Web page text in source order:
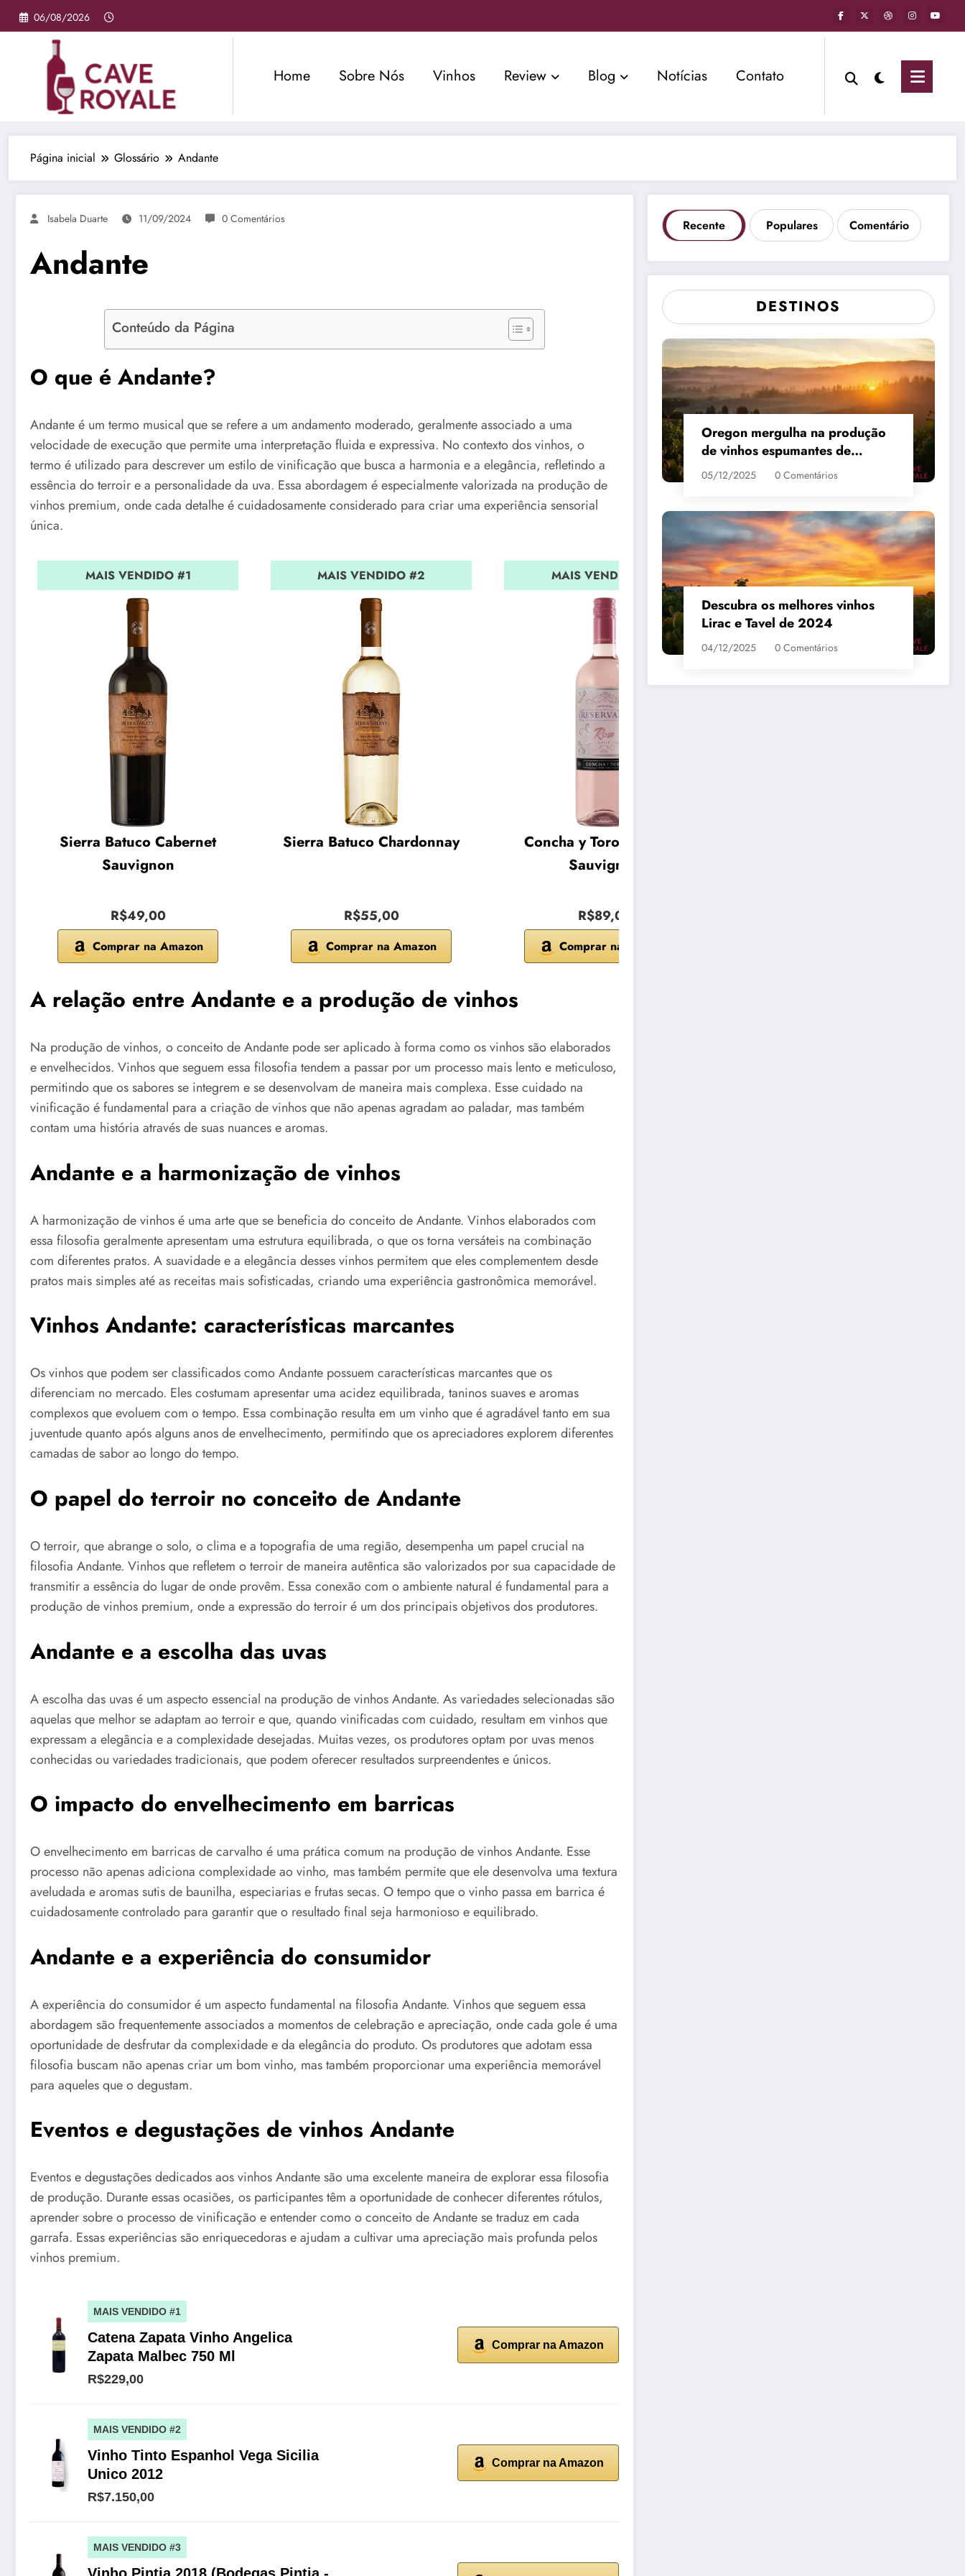
Pular
para
06/08/2026
Home Sobre Nós Vinhos Review Blog Notícias Contato
Página inicial Glossário Andante
Isabela Duarte 11/09/2024 0 Comentários
Andante
Conteúdo da Página
O que é Andante?
Andante é um termo musical que se refere a um andamento moderado, geralmente associado a uma
velocidade de execução que permite uma interpretação fluida e expressiva. No contexto dos vinhos, o
termo é utilizado para descrever um estilo de vinificação que busca a harmonia e a elegância, refletindo a
essência do terroir e a personalidade da uva. Essa abordagem é especialmente valorizada na produção de
vinhos premium, onde cada detalhe é cuidadosamente considerado para criar uma experiência sensorial
única.
MAIS VENDIDO #1
Sierra Batuco Cabernet
Sauvignon
R$49,00
Comprar na Amazon
MAIS VENDIDO #2
Sierra Batuco Chardonnay
R$55,00
Comprar na Amazon
MAIS VENDIDO #3
Concha y Toro Cabernet
Sauvignon
R$89,00
Comprar na Amazon
MAIS VENDIDO #4
A relação entre Andante e a produção de vinhos
Na produção de vinhos, o conceito de Andante pode ser aplicado à forma como os vinhos são elaborados
e envelhecidos. Vinhos que seguem essa filosofia tendem a passar por um processo mais lento e meticuloso,
permitindo que os sabores se integrem e se desenvolvam de maneira mais complexa. Esse cuidado na
vinificação é fundamental para a criação de vinhos que não apenas agradam ao paladar, mas também
contam uma história através de suas nuances e aromas.
Andante e a harmonização de vinhos
A harmonização de vinhos é uma arte que se beneficia do conceito de Andante. Vinhos elaborados com
essa filosofia geralmente apresentam uma estrutura equilibrada, o que os torna versáteis na combinação
com diferentes pratos. A suavidade e a elegância desses vinhos permitem que eles complementem desde
pratos mais simples até as receitas mais sofisticadas, criando uma experiência gastronômica memorável.
Vinhos Andante: características marcantes
Os vinhos que podem ser classificados como Andante possuem características marcantes que os
diferenciam no mercado. Eles costumam apresentar uma acidez equilibrada, taninos suaves e aromas
complexos que evoluem com o tempo. Essa combinação resulta em um vinho que é agradável tanto em sua
juventude quanto após alguns anos de envelhecimento, permitindo que os apreciadores explorem diferentes
camadas de sabor ao longo do tempo.
O papel do terroir no conceito de Andante
O terroir, que abrange o solo, o clima e a topografia de uma região, desempenha um papel crucial na
filosofia Andante. Vinhos que refletem o terroir de maneira autêntica são valorizados por sua capacidade de
transmitir a essência do lugar de onde provêm. Essa conexão com o ambiente natural é fundamental para a
produção de vinhos premium, onde a expressão do terroir é um dos principais objetivos dos produtores.
Andante e a escolha das uvas
A escolha das uvas é um aspecto essencial na produção de vinhos Andante. As variedades selecionadas são
aquelas que melhor se adaptam ao terroir e que, quando vinificadas com cuidado, resultam em vinhos que
expressam a elegância e a complexidade desejadas. Muitas vezes, os produtores optam por uvas menos
conhecidas ou variedades tradicionais, que podem oferecer resultados surpreendentes e únicos.
O impacto do envelhecimento em barricas
O envelhecimento em barricas de carvalho é uma prática comum na produção de vinhos Andante. Esse
processo não apenas adiciona complexidade ao vinho, mas também permite que ele desenvolva uma textura
aveludada e aromas sutis de baunilha, especiarias e frutas secas. O tempo que o vinho passa em barrica é
cuidadosamente controlado para garantir que o resultado final seja harmonioso e equilibrado.
Andante e a experiência do consumidor
A experiência do consumidor é um aspecto fundamental na filosofia Andante. Vinhos que seguem essa
abordagem são frequentemente associados a momentos de celebração e apreciação, onde cada gole é uma
oportunidade de desfrutar da complexidade e da elegância do produto. Os produtores que adotam essa
filosofia buscam não apenas criar um bom vinho, mas também proporcionar uma experiência memorável
para aqueles que o degustam.
Eventos e degustações de vinhos Andante
Eventos e degustações dedicados aos vinhos Andante são uma excelente maneira de explorar essa filosofia
de produção. Durante essas ocasiões, os participantes têm a oportunidade de conhecer diferentes rótulos,
aprender sobre o processo de vinificação e entender como o conceito de Andante se traduz em cada
garrafa. Essas experiências são enriquecedoras e ajudam a cultivar uma apreciação mais profunda pelos
vinhos premium.
MAIS VENDIDO #1
Catena Zapata Vinho Angelica
Zapata Malbec 750 Ml
R$229,00
Comprar na Amazon
MAIS VENDIDO #2
Vinho Tinto Espanhol Vega Sicilia
Unico 2012
R$7.150,00
Comprar na Amazon
MAIS VENDIDO #3
Recente Populares Comentário
DESTINOS
Oregon mergulha na produção
de vinhos espumantes de
qualidade
05/12/2025 0 Comentários
Descubra os melhores vinhos
Lirac e Tavel de 2024
04/12/2025 0 Comentários